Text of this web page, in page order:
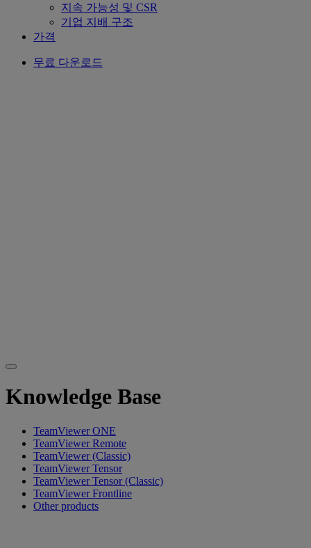
지속 가능성 및 CSR
기업 지배 구조
가격
무료 다운로드
Knowledge Base
TeamViewer ONE
TeamViewer Remote
TeamViewer (Classic)
TeamViewer Tensor
TeamViewer Tensor (Classic)
TeamViewer Frontline
Other products